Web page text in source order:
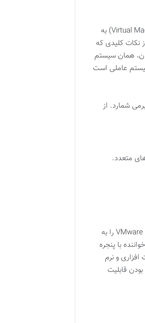
به
کلیدی که
همان سیستم
عاملی است
شمارد. از
متعدد.
را به
با پنجره
و نرم
قابلیت